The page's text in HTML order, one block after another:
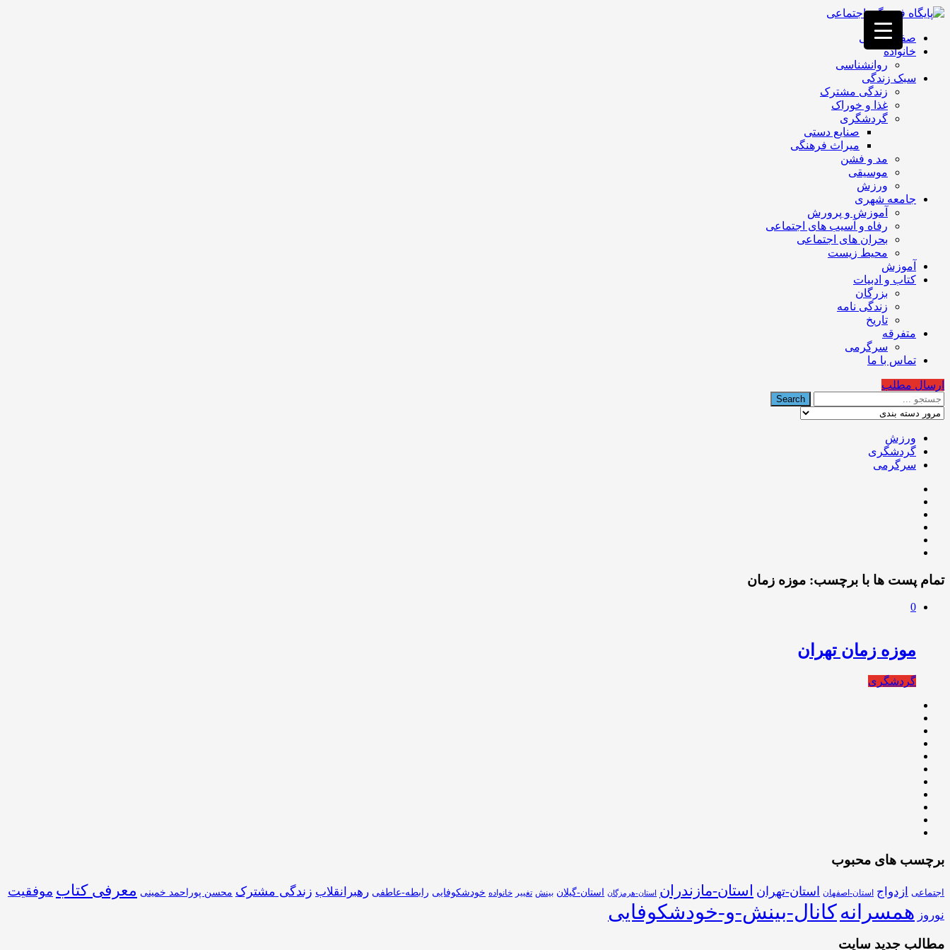
فصد
غرب
تهران
خشکشویی
تصفیه
تهران
صفحه اصلی
خانواده
روانشناسی
سبک زندگی
زندگی مشترک
غذا و خوراک
گردشگری
صنایع دستی
میراث فرهنگی
مد و فشن
موسیقی
ورزش
جامعه شهری
آموزش و پرورش
رفاه و آسیب های اجتماعی
بحران های اجتماعی
محیط زیست
آموزش
کتاب و ادبیات
بزرگان
زندگی نامه
تاریخ
متفرقه
سرگرمی
تماس با ما
ارسال مطلب
ورزش
گردشگری
سرگرمی
تمام پست ها با برچسب: موزه زمان
0
موزه زمان تهران
گردشگری
برچسب های محبوب
اجتماعی ازدواج استان-اصفهان استان-تهران استان-مازندران استان-هرمزگان استان-گیلان بینش تغییر خانواده خودشکوفایی رابطه-عاطفی رهبرانقلاب زندگی مشترک محسن پوراحمد خمینی معرفی کتاب موفقیت
نوروز همسرانهکانال-بینش-و-خودشکوفایی
مطالب جدید سایت